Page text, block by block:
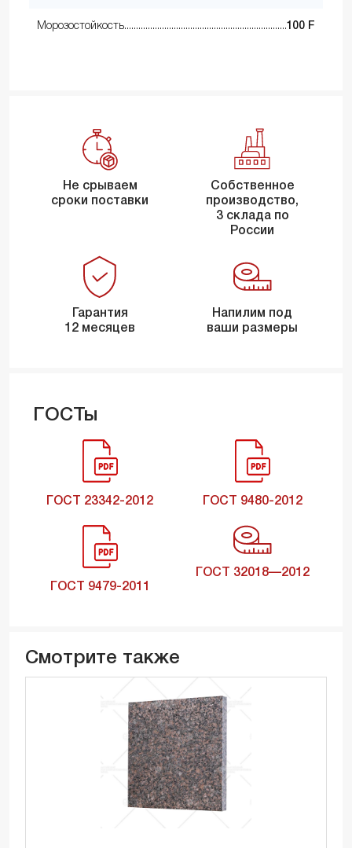
Морозостойкость 100 F
Не срываем
сроки поставки
Собственное
производство,
3 склада по
России
Гарантия
12 месяцев
Напилим под
ваши размеры
ГОСТы
ГОСТ 23342-2012 ГОСТ 9480-2012
ГОСТ 9479-2011
ГОСТ 32018—2012
Смотрите также